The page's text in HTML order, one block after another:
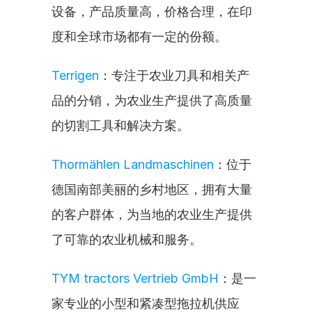
设备，产品质量高，价格合理，在印
度和全球市场都有一定的份额。
Terrigen ：专注于农业刀具和相关产
品的分销，为农业生产提供了高质量
的切割工具和解决方案。
Thormählen Landmaschinen ：位于
德国南部美丽的乡村地区，拥有大量
的客户群体，为当地的农业生产提供
了可靠的农业机械和服务。
TYM tractors Vertrieb GmbH ：是一
家专业的小型和紧凑型拖拉机供应